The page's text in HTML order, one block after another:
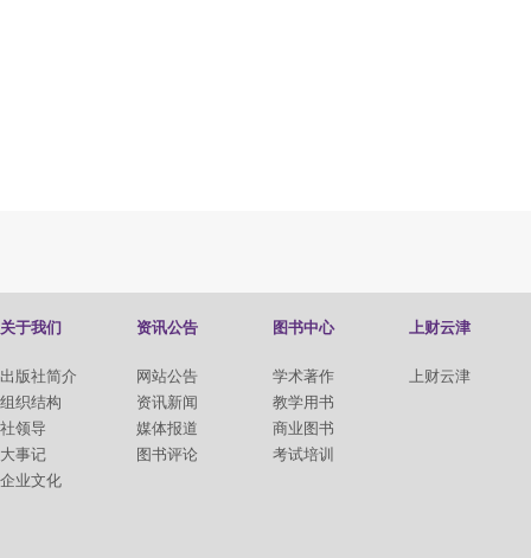
关于我们
出版社简介
组织结构
社领导
大事记
企业文化
资讯公告
网站公告
资讯新闻
媒体报道
图书评论
图书中心
学术著作
教学用书
商业图书
考试培训
上财云津
上财云津